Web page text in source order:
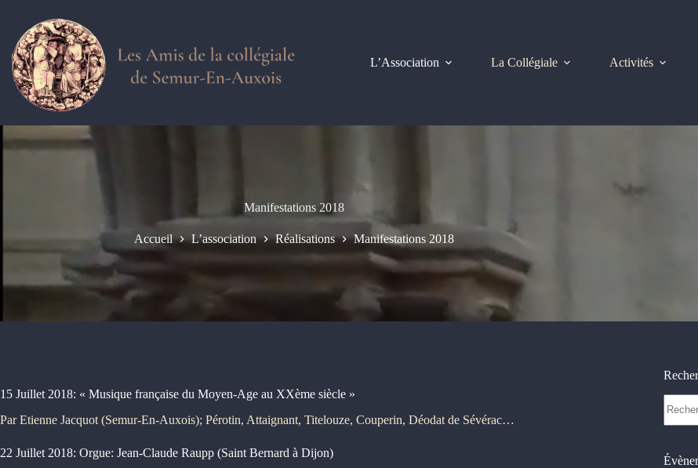
contenu
L’Association La Collégiale Activités
Manifestations 2018
Accueil L’association Réalisations Manifestations 2018
15 Juillet 2018: « Musique française du Moyen-Age au XXème siècle »
Par Etienne Jacquot (Semur-En-Auxois); Pérotin, Attaignant, Titelouze, Couperin, Déodat de Sévérac…
22 Juillet 2018: Orgue: Jean-Claude Raupp (Saint Bernard à Dijon)
résultat